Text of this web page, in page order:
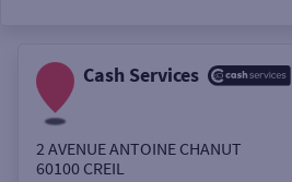
Autour de moi
Cash Services
2 AVENUE ANTOINE CHANUT
60100 CREIL